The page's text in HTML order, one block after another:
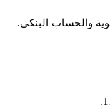
والحساب البنكي.